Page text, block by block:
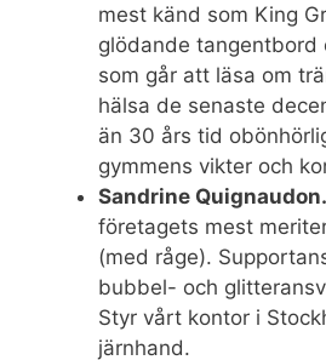
mest känd som King
glödande tangentbord
som går att läsa om
hälsa de senaste
än 30 års tid
gymmens vikter och
Sandrine Quignaudon.
företagets mest
(med råge).
bubbel- och
Styr vårt kontor i
järnhand.